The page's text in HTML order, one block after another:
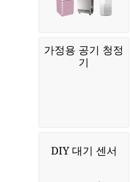
가정용 공기 청정
기
DIY 대기 센서